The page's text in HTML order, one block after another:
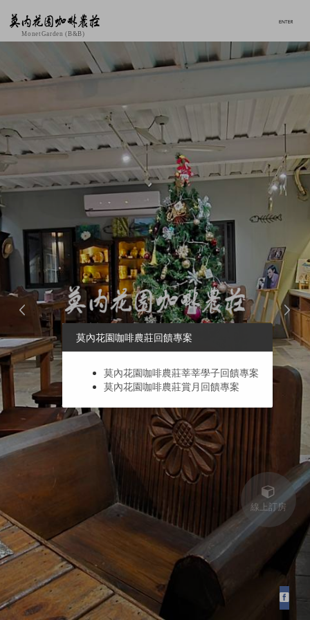
線上訂房
莫內花園咖啡農莊回饋專案
莫內花園咖啡農莊莘莘學子回饋專案
莫內花園咖啡農莊賞月回饋專案